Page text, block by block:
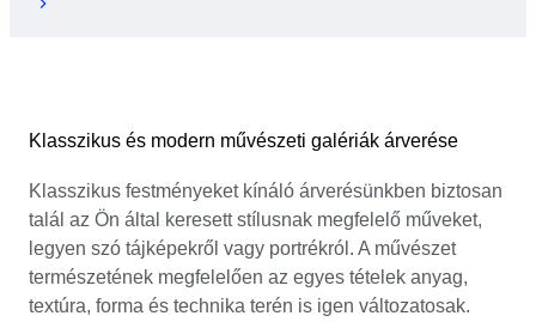
Klasszikus és modern művészeti galériák árverése
Klasszikus festményeket kínáló árverésünkben biztosan
talál az Ön által keresett stílusnak megfelelő műveket,
legyen szó tájképekről vagy portrékról. A művészet
természetének megfelelően az egyes tételek anyag,
textúra, forma és technika terén is igen változatosak.